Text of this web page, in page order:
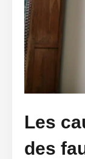
Les
des